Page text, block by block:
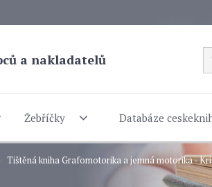
a nakladatelů
Žebříčky Databáze
Tištěná kniha Grafomotorika a jemná motorika -